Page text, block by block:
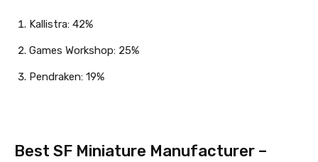
Kallistra: 42%
Games Workshop: 25%
Pendraken: 19%
Best SF Miniature Manufacturer –